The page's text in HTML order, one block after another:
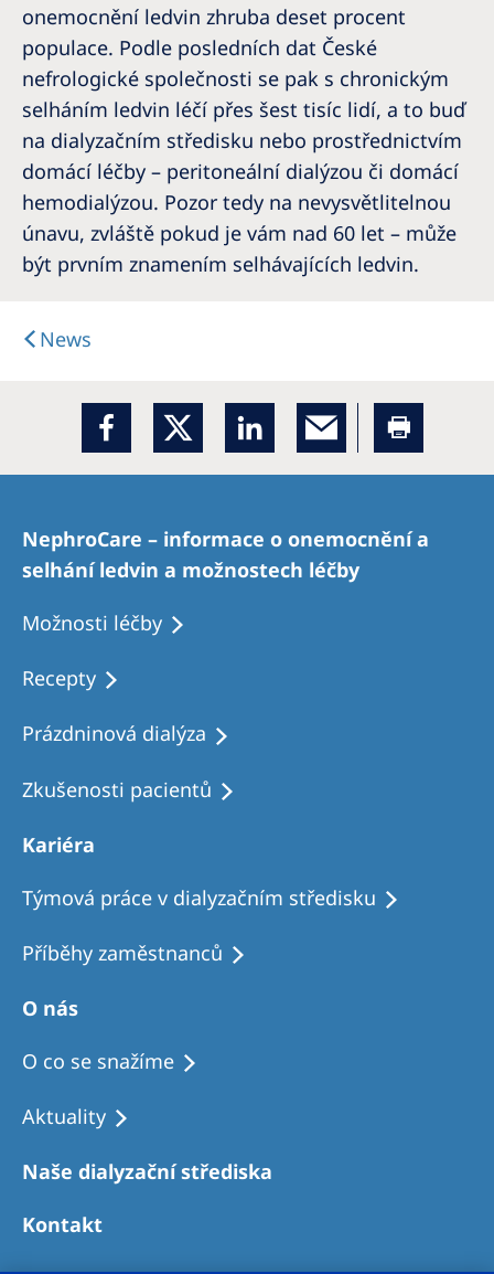
onemocnění ledvin zhruba deset procent
populace. Podle posledních dat České
nefrologické společnosti se pak s chronickým
selháním ledvin léčí přes šest tisíc lidí, a to buď
na dialyzačním středisku nebo prostřednictvím
domácí léčby – peritoneální dialýzou či domácí
hemodialýzou. Pozor tedy na nevysvětlitelnou
únavu, zvláště pokud je vám nad 60 let – může
být prvním znamením selhávajících ledvin.
News
NephroCare – informace o onemocnění a
selhání ledvin a možnostech léčby
Možnosti léčby
Recepty
Prázdninová dialýza
Zkušenosti pacientů
Kariéra
Týmová práce v dialyzačním středisku
Příběhy zaměstnanců
O nás
O co se snažíme
Aktuality
Naše dialyzační střediska
Kontakt